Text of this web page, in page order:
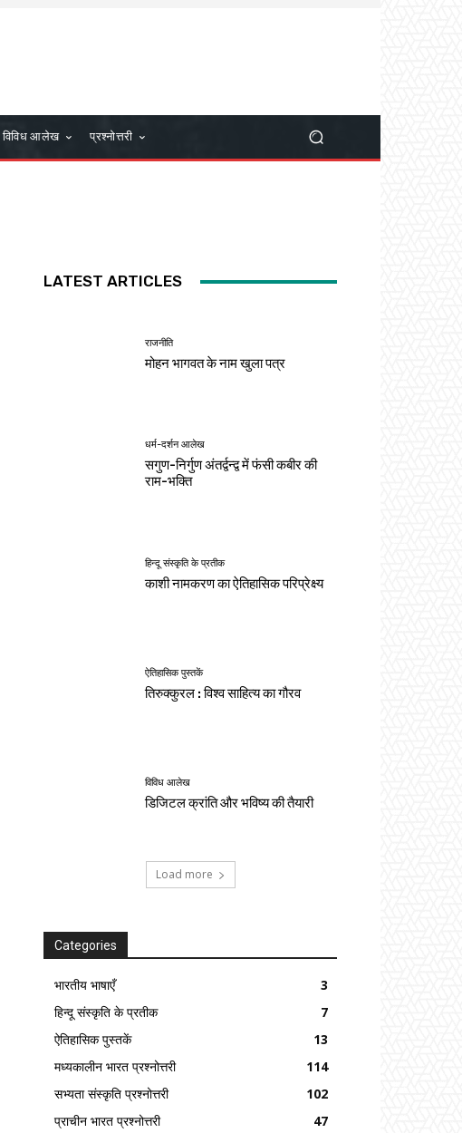
विविध आलेख प्रश्नोत्तरी
LATEST ARTICLES
राजनीति
मोहन भागवत के नाम खुला पत्र
धर्म-दर्शन आलेख
सगुण-निर्गुण अंतर्द्वन्द्व में फंसी कबीर की
राम-भक्ति
हिन्दू संस्कृति के प्रतीक
काशी नामकरण का ऐतिहासिक परिप्रेक्ष्य
ऐतिहासिक पुस्तकें
तिरुक्कुरल : विश्व साहित्य का गौरव
विविध आलेख
डिजिटल क्रांति और भविष्य की तैयारी
Load more
Categories
भारतीय भाषाएँ
3
हिन्दू संस्कृति के प्रतीक
7
ऐतिहासिक पुस्तकें
13
मध्यकालीन भारत प्रश्नोत्तरी
114
सभ्यता संस्कृति प्रश्नोत्तरी
102
प्राचीन भारत प्रश्नोत्तरी
47